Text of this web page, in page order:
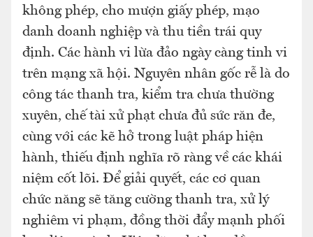
không phép, cho mượn giấy phép, mạo
danh doanh nghiệp và thu tiền trái quy
định. Các hành vi lừa đảo ngày càng tinh vi
trên mạng xã hội. Nguyên nhân gốc rễ là do
công tác thanh tra, kiểm tra chưa thường
xuyên, chế tài xử phạt chưa đủ sức răn đe,
cùng với các kẽ hở trong luật pháp hiện
hành, thiếu định nghĩa rõ ràng về các khái
niệm cốt lõi. Để giải quyết, các cơ quan
chức năng sẽ tăng cường thanh tra, xử lý
nghiêm vi phạm, đồng thời đẩy mạnh phối